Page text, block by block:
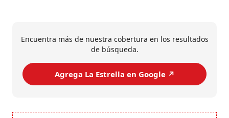
Encuentra más de nuestra cobertura en los resultados
de búsqueda.
Agrega La Estrella en Google ↗️